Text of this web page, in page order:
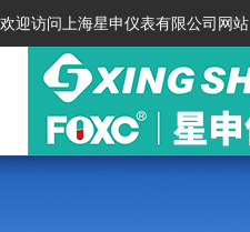
欢迎访问上海星申仪表有限公司网站